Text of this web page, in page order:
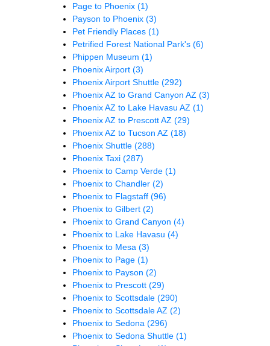
Page to Phoenix (1)
Payson to Phoenix (3)
Pet Friendly Places (1)
Petrified Forest National Park's (6)
Phippen Museum (1)
Phoenix Airport (3)
Phoenix Airport Shuttle (292)
Phoenix AZ to Grand Canyon AZ (3)
Phoenix AZ to Lake Havasu AZ (1)
Phoenix AZ to Prescott AZ (29)
Phoenix AZ to Tucson AZ (18)
Phoenix Shuttle (288)
Phoenix Taxi (287)
Phoenix to Camp Verde (1)
Phoenix to Chandler (2)
Phoenix to Flagstaff (96)
Phoenix to Gilbert (2)
Phoenix to Grand Canyon (4)
Phoenix to Lake Havasu (4)
Phoenix to Mesa (3)
Phoenix to Page (1)
Phoenix to Payson (2)
Phoenix to Prescott (29)
Phoenix to Scottsdale (290)
Phoenix to Scottsdale AZ (2)
Phoenix to Sedona (296)
Phoenix to Sedona Shuttle (1)